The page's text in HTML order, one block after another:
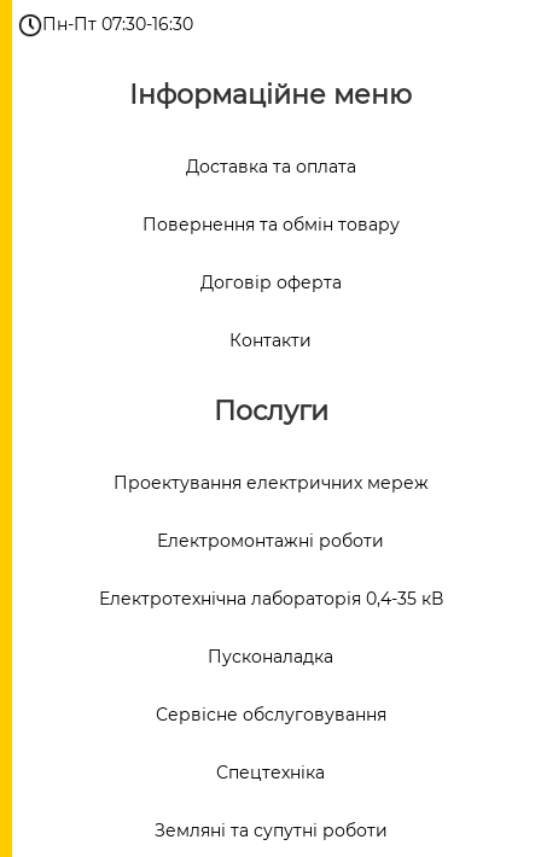
Пн-Пт 07:30-16:30
Інформаційне меню
Доставка та оплата
Повернення та обмін товару
Договір оферта
Контакти
Послуги
Проектування електричних мереж
Електромонтажні роботи
Електротехнічна лабораторія 0,4-35 кВ
Пусконаладка
Сервісне обслуговування
Спецтехніка
Земляні та супутні роботи